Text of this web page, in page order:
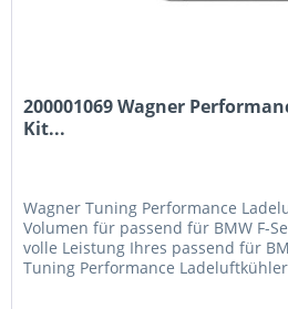
200001069 Wagner
Kit...
Wagner Tuning Performance
Volumen für passend für BMW F-
volle Leistung Ihres passend für
Tuning Performance